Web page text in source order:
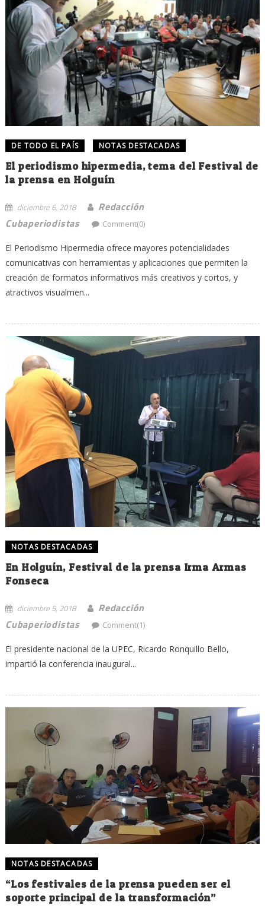
DE TODO EL PAÍS NOTAS DESTACADAS
El periodismo hipermedia, tema del Festival de
la prensa en Holguín
diciembre 6, 2018
Redacción
Cubaperiodistas
Comment(0)
El Periodismo Hipermedia ofrece mayores potencialidades
comunicativas con herramientas y aplicaciones que permiten la
creación de formatos informativos más creativos y cortos, y
atractivos visualmen...
NOTAS DESTACADAS
En Holguín, Festival de la prensa Irma Armas
Fonseca
diciembre 5, 2018
Redacción
Cubaperiodistas
Comment(1)
El presidente nacional de la UPEC, Ricardo Ronquillo Bello,
impartió la conferencia inaugural...
NOTAS DESTACADAS
“Los festivales de la prensa pueden ser el
soporte principal de la transformación”